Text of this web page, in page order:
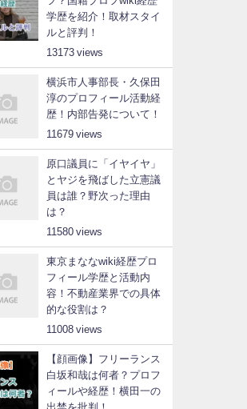
学歴を紹介！取材スタイ
ルと評判！
13173
横浜市人事部長・久保田
淳のプロフィール活動経
歴！内部告発について！
11679
原口議員に「イヤイヤ」
とヤジを飛ばした立憲議
員は誰？野次った理由
は？
11580
東京まななwiki経歴プロ
フィール学歴と活動内
容！不動産業界での具体
的な役割は？
11008
【顔画像】フリーランス
白坂和哉は何者？プロフ
ィールや経歴！横田一の
出禁を批判！